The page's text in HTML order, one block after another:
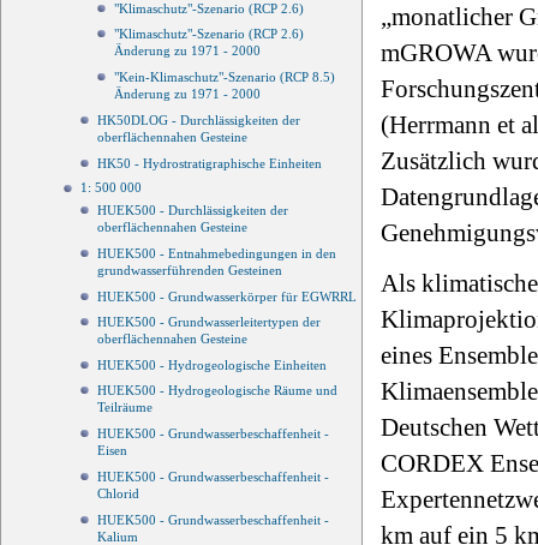
"Klimaschutz"-Szenario (RCP 2.6)
"Klimaschutz"-Szenario (RCP 2.6)
Änderung zu 1971 - 2000
"Kein-Klimaschutz"-Szenario (RCP 8.5)
Änderung zu 1971 - 2000
HK50DLOG - Durchlässigkeiten der
oberflächennahen Gesteine
HK50 - Hydrostratigraphische Einheiten
1: 500 000
HUEK500 - Durchlässigkeiten der
oberflächennahen Gesteine
HUEK500 - Entnahmebedingungen in den
grundwasserführenden Gesteinen
HUEK500 - Grundwasserkörper für EGWRRL
HUEK500 - Grundwasserleitertypen der
oberflächennahen Gesteine
HUEK500 - Hydrogeologische Einheiten
HUEK500 - Hydrogeologische Räume und
Teilräume
HUEK500 - Grundwasserbeschaffenheit -
Eisen
HUEK500 - Grundwasserbeschaffenheit -
Chlorid
HUEK500 - Grundwasserbeschaffenheit -
Kalium
„monatlicher
mGROWA
(Herrmann et
Zusätzlich
Als
eines
Deutschen
CORDEX
km auf ein 5